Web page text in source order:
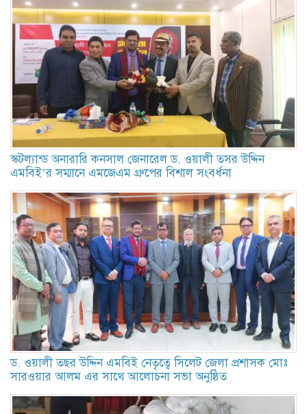
স্কটল্যান্ড অনারারি কনসাল জেনারেল ড. ওয়ালী তসর উদ্দিন
এমবিই’র সম্মানে এমজেএম গ্রুপের বিশাল সংবর্ধনা
ড. ওয়ালী তছর উদ্দিন এমবিই নেতৃত্বে সিলেট জেলা প্রশাসক মোঃ
সারওয়ার আলম এর সাথে আলোচনা সভা অনুষ্ঠিত